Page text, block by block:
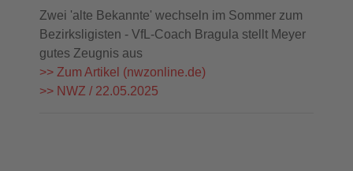
Zwei 'alte Bekannte' wechseln im Sommer zum
Bezirksligisten - VfL-Coach Bragula stellt Meyer
gutes Zeugnis aus
>> Zum Artikel (nwzonline.de)
>> NWZ / 22.05.2025